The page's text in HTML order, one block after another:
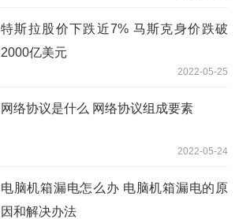
特斯拉股价下跌近7% 马斯克身价跌破
2000亿美元
2022-05-25
网络协议是什么 网络协议组成要素
2022-05-24
电脑机箱漏电怎么办 电脑机箱漏电的原
因和解决办法